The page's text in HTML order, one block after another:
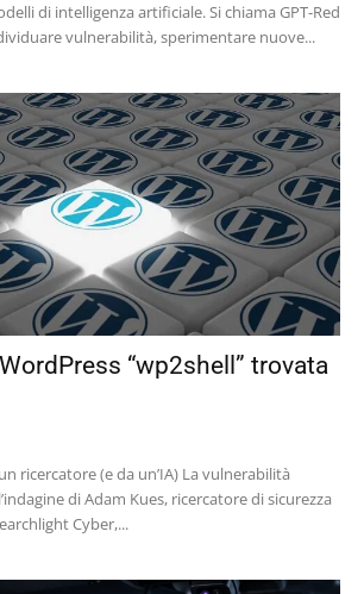
di intelligenza artificiale. Si chiama GPT-Red
vulnerabilità, sperimentare nuove...
“wp2shell” trovata
(e da un’IA) La vulnerabilità
di Adam Kues, ricercatore di sicurezza
Cyber,...